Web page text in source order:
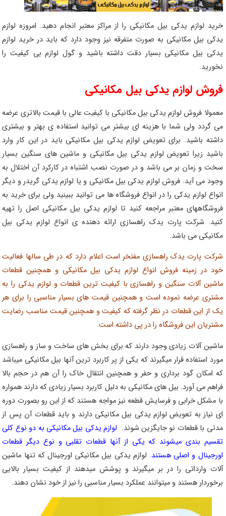
خرید لوازم یدکی بیل مکانیکی را از مراکز معتبر انجام دهید. امروزه لوازم
یدکی بیل مکانیکی به صورت متفرقه نیز وجود دارد که باید در خرید لوازم
یدکی بیل مکانیکی بسیار دقت داشته باشید و گول لوازم بی کیفیت را
نخورید.
فروش لوازم یدکی بیل مکانیکی
معمولا فروش لوازم یدکی بیل مکانیکی با کیفیت عالی با قیمت بالاتری عرضه
می گردد ولی شما با هزینه ای بیشتر می توانید استفاده ی بهتر و بیشتری
داشته باشید. برای تعویض لوازم یدکی بیل مکانیکی باید در این کار وارد
باشید زیرا تعویض لوازم یدکی بیل مکانیکی و ماشین های سنگین بسیار
سخت و زمان بر می باشد و در صورت نصب اشتباه در کارکرد آن اختلال به
وجود می آید. فروش لوازم یدکی بیل مکانیکی و یا لوازم یدکی گریدر و دیگر
انواع لوازم یدکی را در انواع فروشگاه ها می توانید ببینید ولی برای خرید به
فروشگاههای معتبر مراجعه کنید تا لوازم یدکی بیل مکانیکی اصل را تهیه
کنید. شرکت پارت یدک راهسازی ارائه دهنده ی انواع لوازم یدکی بیل
مکانیکی می باشد.
شرکت پارت یدک راهسازی مفتخر است اعلام دارد که در طی سالها فعالیت
خود در زمینه فروش انواع لوازم یدکی بیل مکانیکی و همچنین قطعات
ماشین آلات سنگین و راهسازی با کیفیت ترین قطعات و لوازم یدکی را به
مشتری عرضه نموده است و همچنین قیمت های بسیار مناسبی را برای هر
یک از این قطعات در نظر گرفته که کیفیت و همچنین قیمت مناسب رضایت
مشتریان این فروشگاه را در پی داشته است.
ماشین آلات زیادی وجود دارند که برای بخش های ساخت و ساز و راهسازی
مورد استفاده قرار میگیرند که یکی از پر کاربرد ترین آنها بیل مکانیکی میباشد
که امکان گود برداری و حفر و همچنین انتقال خاک را آن هم در حجم بالا
فراهم می آورد. بیل های مکانیکی به دلیل کاربرد بسیار زیادی که دارند همواره
با مشکل خرابی و فرسایش قطعه نیز مواجه هستند که از این رو بصورت دوره
ای نیاز به تعویض لوازم یدکی بیل مکانیکی دارند و باید قطعات آن پس از
مدتی با قطعات نو جایگزین شوند. لوازم یدکی بیل مکانیکی به دو نوع کلی
تقسیم بندی میشوند که یکی از آنها قطعات تقلبی و نوع دیگر قطعات
اورجینال و اصلی هستند. لوازم یدکی بیل مکانیکی اورجینال که تنها ماشین
آلات وارداتی را در بر میگیرند و پوشش میدهند از کیفیت بسیار بالایی
برخوردار هستند و میتوانند عملکرد بسیار مناسبی را نیز از خود نشان دهند.